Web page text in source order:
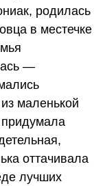
родилась
в местечке
—
маленькой
оттачивала
лучших